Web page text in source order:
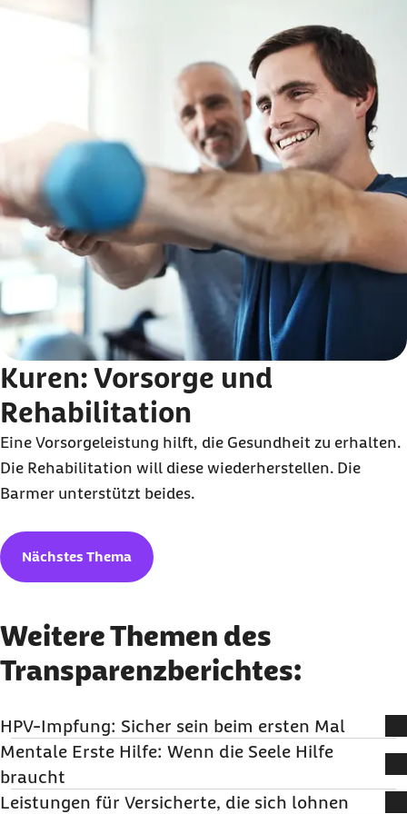
Kuren: Vorsorge und
Rehabilitation
Eine Vorsorgeleistung hilft, die Gesundheit zu erhalten.
Die Rehabilitation will diese wiederherstellen. Die
Barmer unterstützt beides.
Nächstes Thema
Weitere Themen des
Transparenzberichtes:
HPV-Impfung: Sicher sein beim ersten Mal
Humane Papillomviren sind hochansteckend. Eine
Impfung schützt – und ist für Kinder und Jugendliche
kostenfrei.
Mentale Erste Hilfe: Wenn die Seele Hilfe
braucht
Psychische Belastungen nehmen zu – doch wie erkennt
Leistungen für Versicherte, die sich lohnen